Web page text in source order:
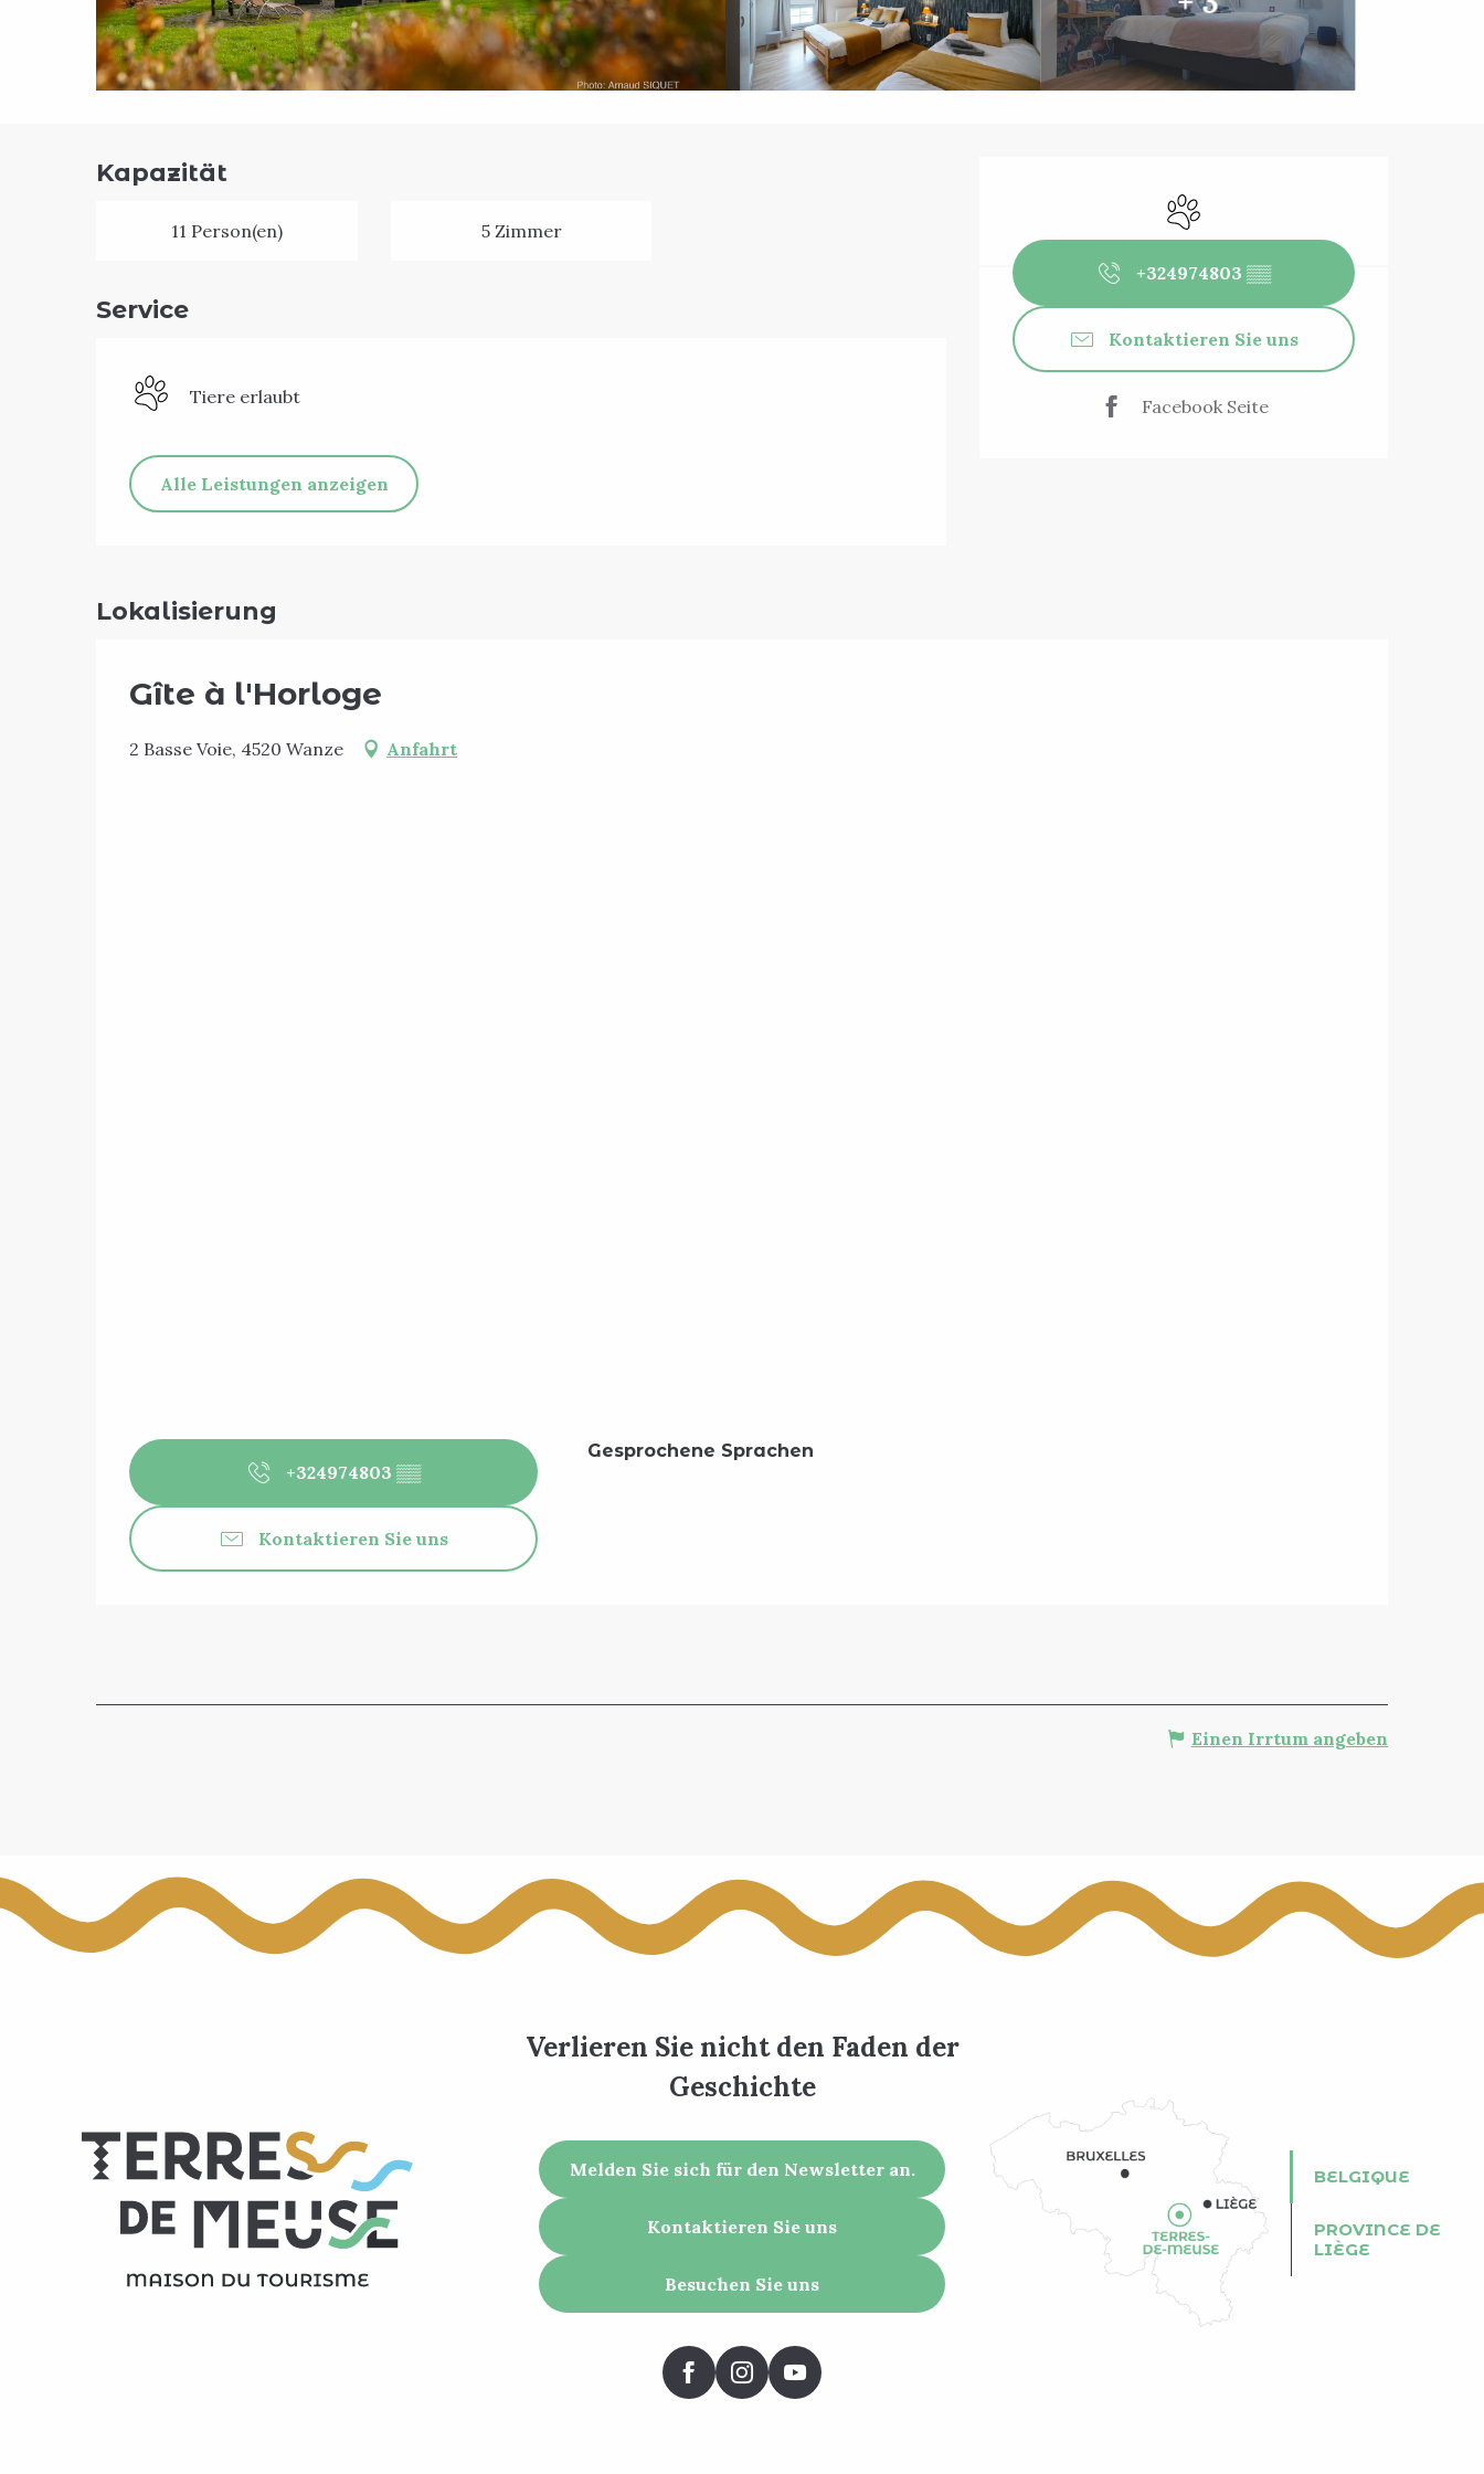
Öffnungszeiten
Tiere erlaubt
+324974803 ▒▒
Kontaktieren Sie uns
Facebook Seite
Kapazität
11 Person(en) 5 Zimmer
Service
Tiere erlaubt
Alle Leistungen anzeigen
Lokalisierung
Gîte à l'Horloge
2 Basse Voie, 4520 Wanze Anfahrt
+324974803 ▒▒
Kontaktieren Sie uns
Gesprochene Sprachen
Gesprochene Sprachen
Einen Irrtum angeben
Verlieren Sie nicht den Faden der
Geschichte
Melden Sie sich für den Newsletter an.
Kontaktieren Sie uns
Besuchen Sie uns
BELGIQUE
PROVINCE DE
LIÈGE